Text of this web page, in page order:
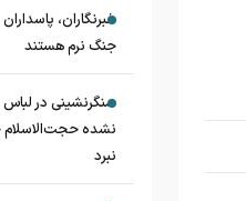
خبرنگاران،
جنگ نرم هستند
سنگرنشینی در لباس
نشده حجت‌الاسلام
نبرد